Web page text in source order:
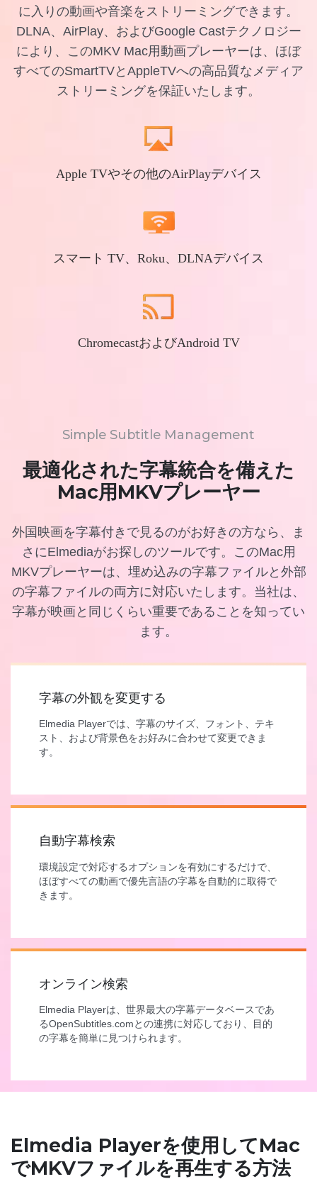
に入りの動画や音楽をストリーミングできます。
DLNA、AirPlay、およびGoogle Castテクノロジー
により、このMKV Mac用動画プレーヤーは、ほぼ
すべてのSmartTVとAppleTVへの高品質なメディア
ストリーミングを保証いたします。
Apple TVやその他のAirPlayデバイス
スマート TV、Roku、DLNAデバイス
ChromecastおよびAndroid TV
Simple Subtitle Management
最適化された字幕統合を備えた
Mac用MKVプレーヤー
外国映画を字幕付きで見るのがお好きの方なら、ま
さにElmediaがお探しのツールです。このMac用
MKVプレーヤーは、埋め込みの字幕ファイルと外部
の字幕ファイルの両方に対応いたします。当社は、
字幕が映画と同じくらい重要であることを知ってい
ます。
字幕の外観を変更する
Elmedia Playerでは、字幕のサイズ、フォント、テキ
スト、および背景色をお好みに合わせて変更できま
す。
自動字幕検索
環境設定で対応するオプションを有効にするだけで、
ほぼすべての動画で優先言語の字幕を自動的に取得で
きます。
オンライン検索
Elmedia Playerは、世界最大の字幕データベースであ
るOpenSubtitles.comとの連携に対応しており、目的
の字幕を簡単に見つけられます。
Elmedia Playerを使用してMac
でMKVファイルを再生する方法